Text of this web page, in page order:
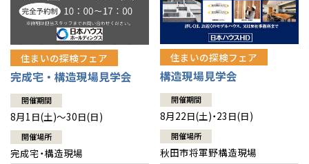
住まいの探検フェア
完成宅・構造現場見学会
開催期間
8月1日(土)～30日(日)
開催場所
完成宅・構造現場
住まいの探検フェア
構造現場見学会
開催期間
8月22日(土)・23日(日)
開催場所
秋田市将軍野構造現場
山口
徳島
高知
鹿児島
長崎
沖縄